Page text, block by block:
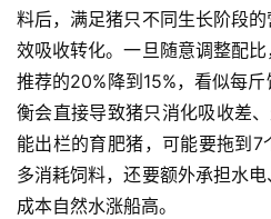
料后，满足猪只不同生长阶段
效吸收转化。一旦随意调整配
推荐的20%降到15%，看似每
衡会直接导致猪只消化吸收差
能出栏的育肥猪，可能要拖到
多消耗饲料，还要额外承担水
成本自然水涨船高。